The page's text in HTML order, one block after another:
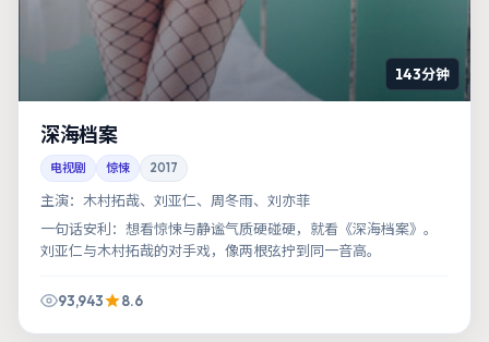
143分钟
深海档案
电视剧 惊悚 2017
主演： 木村拓哉、刘亚仁、周冬雨、刘亦菲
一句话安利：想看惊悚与静谧气质硬碰硬，就看《深海档案》。
刘亚仁与木村拓哉的对手戏，像两根弦拧到同一音高。
93,943 8.6